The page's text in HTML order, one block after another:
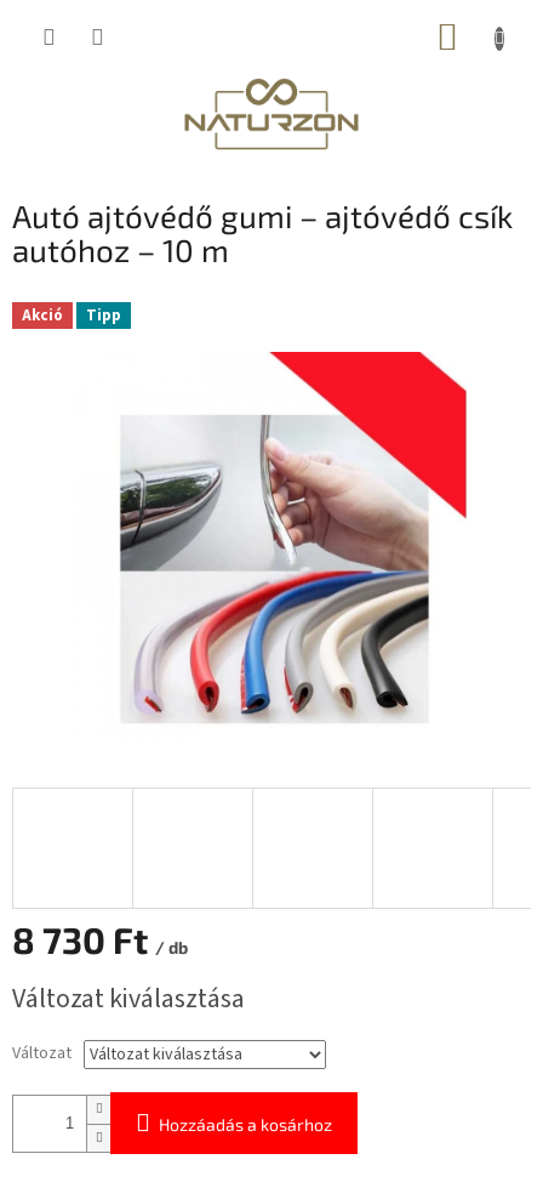
KOSÁR
Autó ajtóvédő gumi – ajtóvédő csík
autóhoz – 10 m
Akció Tipp
8 730 Ft / db
Változat kiválasztása
Változat
Hozzáadás a kosárhoz